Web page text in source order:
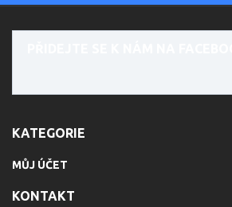
KATEGORIE
MŮJ ÚČET
KONTAKT